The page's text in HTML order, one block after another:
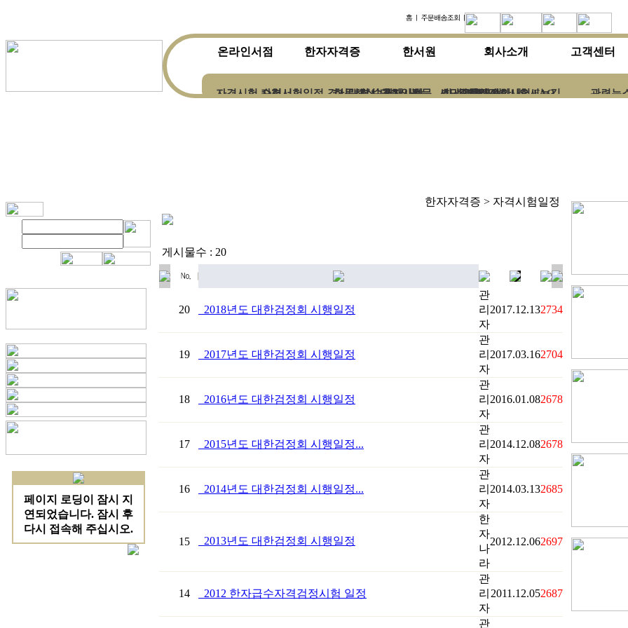
온라인서점
자격시험 수험서 경시대회 수험서 서당교육교재
한자자격증
자격시험일정 경시대회일정 대한검정회시험 FAQ 관련뉴
한서원
한문해설 논문 기타
회사소개
회사소개 오시는길
고객센터
공지사항 주문배송안내
한자자격증 > 자격시험일정
게시물수 : 20
20 2018년도 대한검정회 시행일정
관
리
자
2017.12.132734
19 2017년도 대한검정회 시행일정
관
리
자
2017.03.162704
18 2016년도 대한검정회 시행일정
관
리
자
2016.01.082678
17 2015년도 대한검정회 시행일정...
관
리
자
2014.12.082678
16 2014년도 대한검정회 시행일정...
관
리
자
2014.03.132685
15 2013년도 대한검정회 시행일정
한
자
나
라
2012.12.062697
14 2012 한자급수자격검정시험 일정
관
리
자
2011.12.052687
관